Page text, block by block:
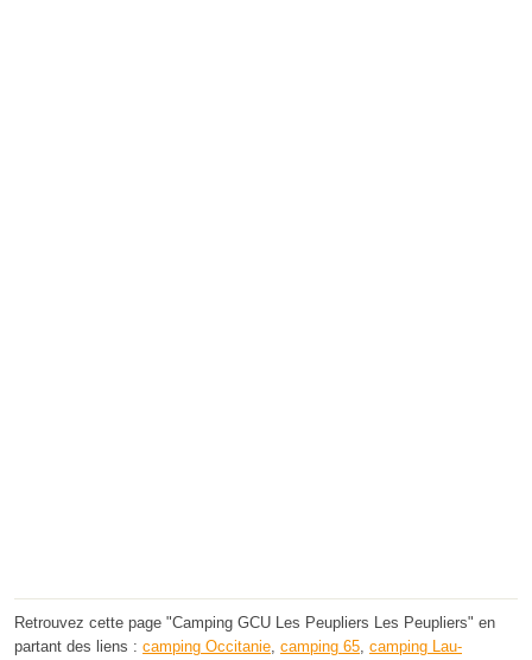
Retrouvez cette page "Camping GCU Les Peupliers Les Peupliers" en
partant des liens : camping Occitanie, camping 65, camping Lau-